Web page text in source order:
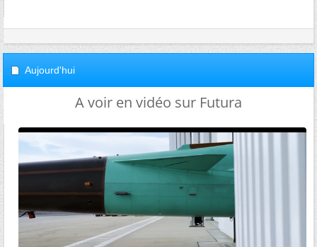
Aujourd'hui
A voir en vidéo sur Futura